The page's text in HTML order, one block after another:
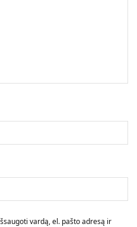
vardą, el. pašto adresą ir